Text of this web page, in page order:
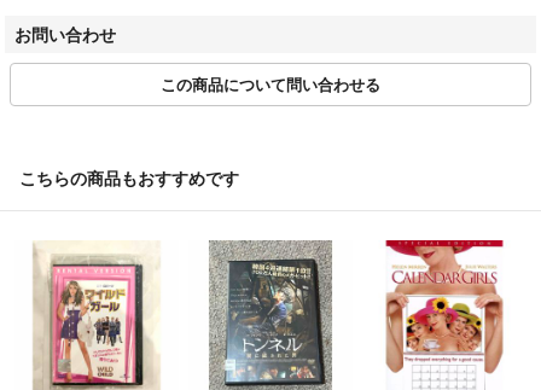
の配達がございません。
土日祝日をはさみますと、ご自宅のポストお届けまでに→【約1週間】
を要する場合もございます。
連絡（ご返信）等は、翌営業日以降の対応となりますので予めご了承く
☆★お問い合わせ★☆
商品詳細ページ、または取引ページより、お問い合わせボタン押下＞問
い合わせフォーム より、お問い合わせください。
返信は当ショップ担当者からメールにてご返信いたします。
お問い合わせ
この商品について問い合わせる
こちらの商品もおすすめです